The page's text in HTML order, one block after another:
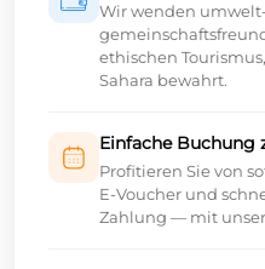
Wir wenden
ethischen
Sahara bewahrt.
Einfache Buchung
Profitieren Sie von
E-Voucher und
Zahlung — mit